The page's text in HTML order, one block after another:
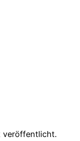
veröffentlicht.